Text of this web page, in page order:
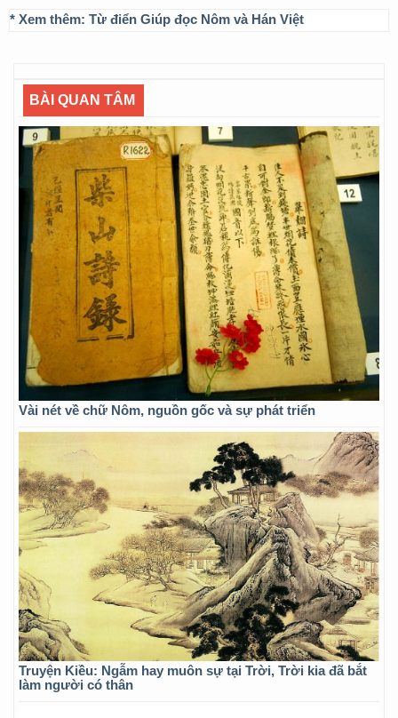
* Xem thêm: Từ điển Giúp đọc Nôm và Hán Việt
BÀI QUAN TÂM
Vài nét về chữ Nôm, nguồn gốc và sự phát triển
Truyện Kiều: Ngẫm hay muôn sự tại Trời, Trời kia đã bắt
làm người có thân